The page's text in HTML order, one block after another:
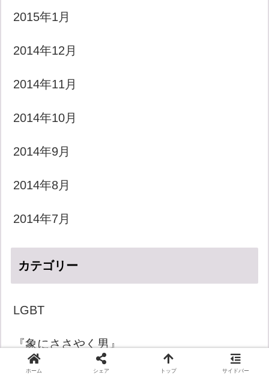
2015年1月
2014年12月
2014年11月
2014年10月
2014年9月
2014年8月
2014年7月
カテゴリー
LGBT
『象にささやく男』
ホーム シェア トップ サイドバー